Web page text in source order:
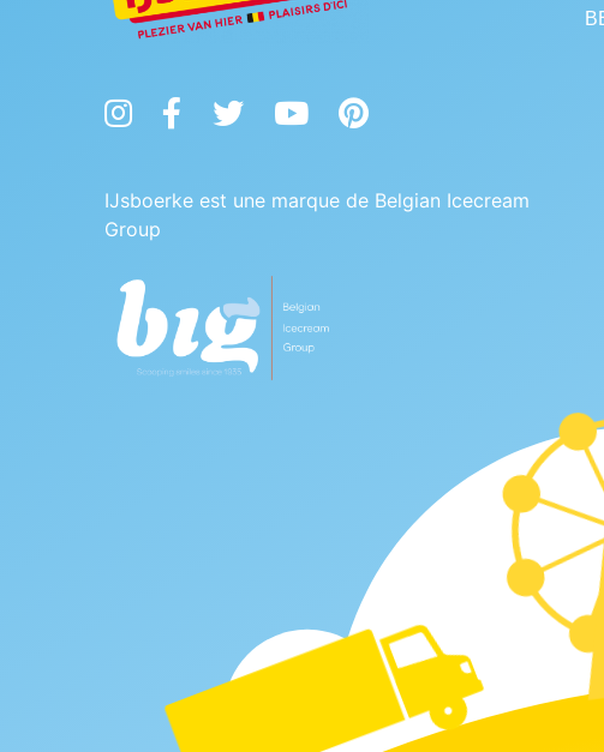
InstagramFacebookTwitter YouTubePinterest
IJsboerke est une marque de Belgian Icecream
Group